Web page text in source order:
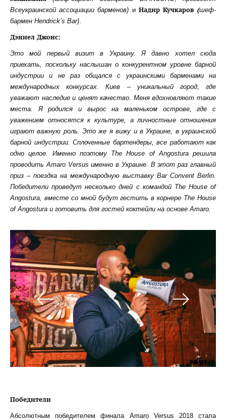
Всеукраинской ассоциации барменов) и Надир Кучкаров (шеф-
бармен Hendrick’s Bar).
Дэниел Джонс:
Это мой первый визит в Украину. Я давно хотел сюда
приехать, поскольку наслышан о конкурентном уровне барной
индустрии и не раз общался с украинскими барменами на
международных конкурсах. Киев – уникальный город, где
уважают наследие и ценят качество. Меня вдохновляют такие
места. Я родился и вырос на маленьком острове, где с
уважением относятся к культуре, а личностные отношения
играют важную роль. Это же я вижу и в Украине, в украинской
барной индустрии. Сплоченные бартендеры, все работают как
одно целое. Именно поэтому The House of Angostura решила
проводитьAmaro Versus именно в Украине. В этот раз главный
приз – поездка на международную выставку Bar Convent Berlin.
Победители проведут несколько дней с командой The House of
Angostura, вместе со мной будут гестить в корнере The House
of Angostura и готовить для гостей коктейли на основеAmaro.
Победители
Абсолютным победителем финала Amaro Versus 2018 стала